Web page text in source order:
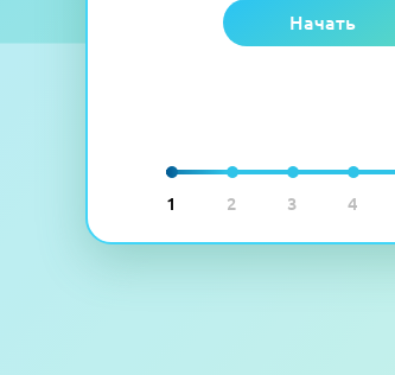
1 2 3 4
Начать